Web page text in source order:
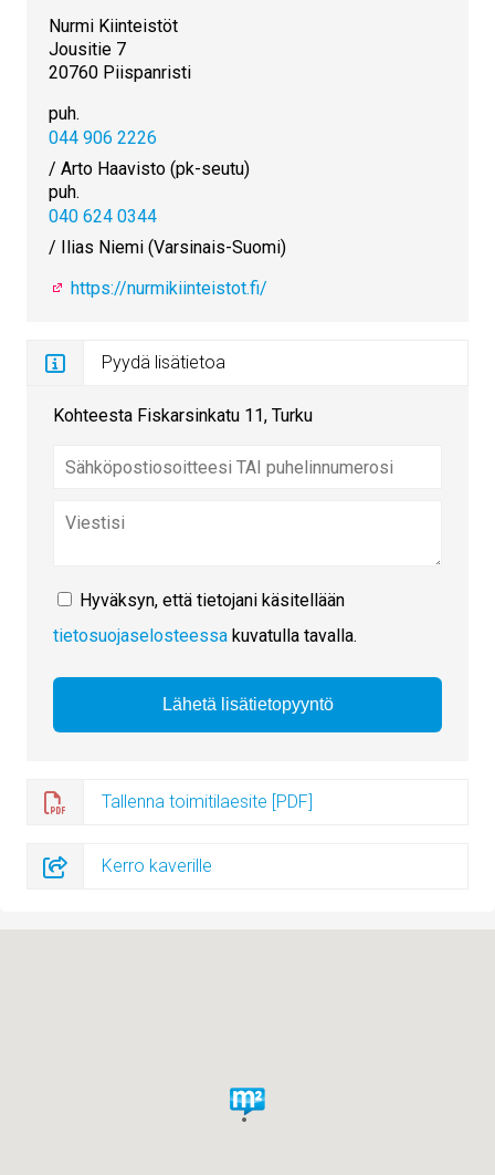
Nurmi Kiinteistöt
Jousitie 7
20760 Piispanristi
puh.
044 906 2226
/ Arto Haavisto (pk-seutu)
puh.
040 624 0344
/ Ilias Niemi (Varsinais-Suomi)
https://nurmikiinteistot.fi/
Pyydä lisätietoa
Kohteesta Fiskarsinkatu 11, Turku
Hyväksyn, että tietojani käsitellään
tietosuojaselosteessa kuvatulla tavalla.
Tallenna toimitilaesite [PDF]
Kerro kaverille